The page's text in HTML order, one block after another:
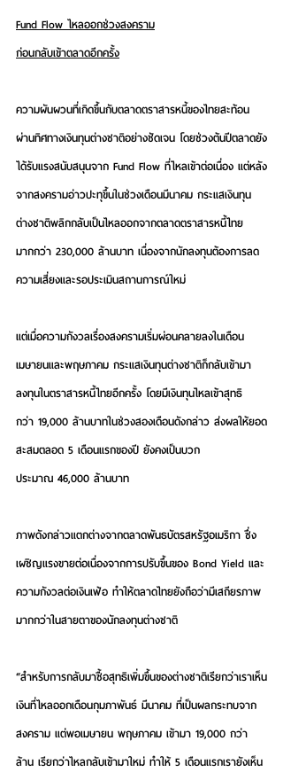
Fund Flow ไหลออกช่วงสงคราม
ก่อนกลับเข้าตลาดอีกครั้ง
ความผันผวนที่เกิดขึ้นกับตลาดตราสารหนี้ของไทยสะท้อน
ผ่านทิศทางเงินทุนต่างชาติอย่างชัดเจน โดยช่วงต้นปีตลาดยัง
ได้รับแรงสนับสนุนจาก Fund Flow ที่ไหลเข้าต่อเนื่อง แต่หลัง
จากสงครามอ่าวปะทุขึ้นในช่วงเดือนมีนาคม กระแสเงินทุน
ต่างชาติพลิกกลับเป็นไหลออกจากตลาดตราสารหนี้ไทย
มากกว่า 230,000 ล้านบาท เนื่องจากนักลงทุนต้องการลด
ความเสี่ยงและรอประเมินสถานการณ์ใหม่
แต่เมื่อความกังวลเรื่องสงครามเริ่มผ่อนคลายลงในเดือน
เมษายนและพฤษภาคม กระแสเงินทุนต่างชาติก็กลับเข้ามา
ลงทุนในตราสารหนี้ไทยอีกครั้ง โดยมีเงินทุนไหลเข้าสุทธิ
กว่า 19,000 ล้านบาทในช่วงสองเดือนดังกล่าว ส่งผลให้ยอด
สะสมตลอด 5 เดือนแรกของปี ยังคงเป็นบวก
ประมาณ 46,000 ล้านบาท
ภาพดังกล่าวแตกต่างจากตลาดพันธบัตรสหรัฐอเมริกา ซึ่ง
เผชิญแรงขายต่อเนื่องจากการปรับขึ้นของ Bond Yield และ
ความกังวลต่อเงินเฟ้อ ทำให้ตลาดไทยยังถือว่ามีเสถียรภาพ
มากกว่าในสายตาของนักลงทุนต่างชาติ
“สำหรับการกลับมาซื้อสุทธิเพิ่มขึ้นของต่างชาติเรียกว่าเราเห็น
เงินที่ไหลออกเดือนกุมภาพันธ์ มีนาคม ที่เป็นผลกระทบจาก
สงคราม แต่พอเมษายน พฤษภาคม เข้ามา 19,000 กว่า
ล้าน เรียกว่าไหลกลับเข้ามาใหม่ ทำให้ 5 เดือนแรกเรายังเห็น